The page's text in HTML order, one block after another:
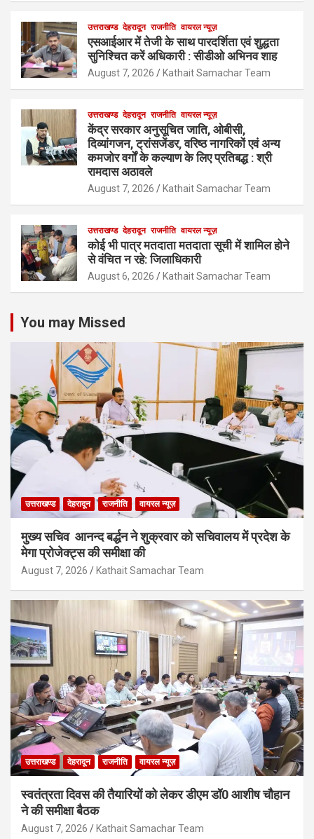
उत्तराखण्ड देहरादून राजनीति वायरल न्यूज़
एसआईआर में तेजी के साथ पारदर्शिता एवं शुद्धता
सुनिश्चित करें अधिकारी : सीडीओ अभिनव शाह
August 7, 2026 Kathait Samachar Team
उत्तराखण्ड देहरादून राजनीति वायरल न्यूज़
केंद्र सरकार अनुसूचित जाति, ओबीसी,
दिव्यांगजन, ट्रांसजेंडर, वरिष्ठ नागरिकों एवं अन्य
कमजोर वर्गों के कल्याण के लिए प्रतिबद्ध : श्री
रामदास अठावले
August 7, 2026 Kathait Samachar Team
उत्तराखण्ड देहरादून राजनीति वायरल न्यूज़
कोई भी पात्र मतदाता मतदाता सूची में शामिल होने
से वंचित न रहे: जिलाधिकारी
August 6, 2026 Kathait Samachar Team
You may Missed
उत्तराखण्ड देहरादून राजनीति वायरल न्यूज़
मुख्य सचिव आनन्द बर्द्धन ने शुक्रवार को सचिवालय में प्रदेश के
मेगा प्रोजेक्ट्स की समीक्षा की
August 7, 2026 Kathait Samachar Team
उत्तराखण्ड देहरादून राजनीति वायरल न्यूज़
स्वतंत्रता दिवस की तैयारियों को लेकर डीएम डॉ0 आशीष चौहान
ने की समीक्षा बैठक
August 7, 2026 Kathait Samachar Team